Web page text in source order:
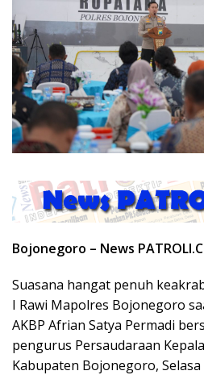
Bojonegoro – News
Suasana hangat penuh
I Rawi Mapolres Bojonegoro
AKBP Afrian Satya Permadi
pengurus Persaudaraan
Kabupaten Bojonegoro,